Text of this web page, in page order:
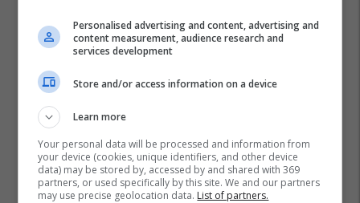
Personalised advertising and content, advertising and
content measurement, audience research and
services development
Store and/or access information on a device
Learn more
Your personal data will be processed and information from
your device (cookies, unique identifiers, and other device
data) may be stored by, accessed by and shared with 369
partners, or used specifically by this site. We and our partners
may use precise geolocation data. List of partners.